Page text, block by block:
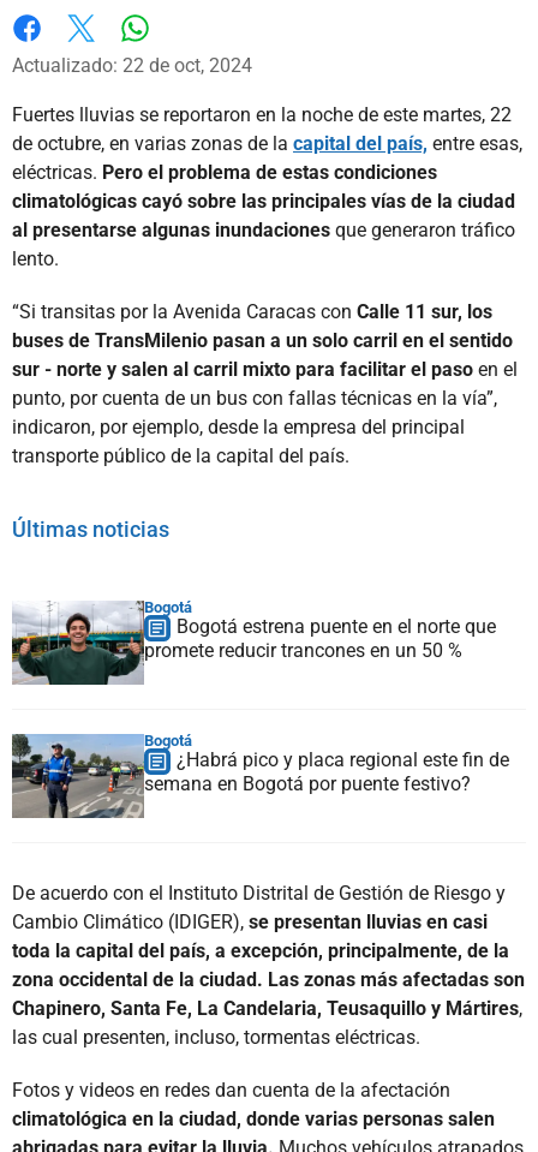
Facebook
X
Actualizado: 22 de oct, 2024
Fuertes lluvias se reportaron en la noche de este martes, 22
de octubre, en varias zonas de la capital del país, entre esas,
eléctricas. Pero el problema de estas condiciones
climatológicas cayó sobre las principales vías de la ciudad
al presentarse algunas inundaciones que generaron tráfico
lento.
“Si transitas por la Avenida Caracas con Calle 11 sur, los
buses de TransMilenio pasan a un solo carril en el sentido
sur - norte y salen al carril mixto para facilitar el paso en el
punto, por cuenta de un bus con fallas técnicas en la vía”,
indicaron, por ejemplo, desde la empresa del principal
transporte público de la capital del país.
Últimas noticias
Bogotá
Bogotá estrena puente en el norte que
promete reducir trancones en un 50 %
Bogotá
¿Habrá pico y placa regional este fin de
semana en Bogotá por puente festivo?
De acuerdo con el Instituto Distrital de Gestión de Riesgo y
Cambio Climático (IDIGER), se presentan lluvias en casi
toda la capital del país, a excepción, principalmente, de la
zona occidental de la ciudad. Las zonas más afectadas son
Chapinero, Santa Fe, La Candelaria, Teusaquillo y Mártires,
las cual presenten, incluso, tormentas eléctricas.
Fotos y videos en redes dan cuenta de la afectación
climatológica en la ciudad, donde varias personas salen
abrigadas para evitar la lluvia. Muchos vehículos atrapados